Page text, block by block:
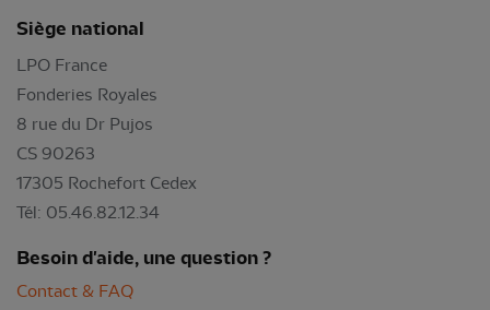
Siège national
LPO France
Fonderies Royales
8 rue du Dr Pujos
CS 90263
17305 Rochefort Cedex
Tél: 05.46.82.12.34
Besoin d'aide, une question ?
Contact & FAQ